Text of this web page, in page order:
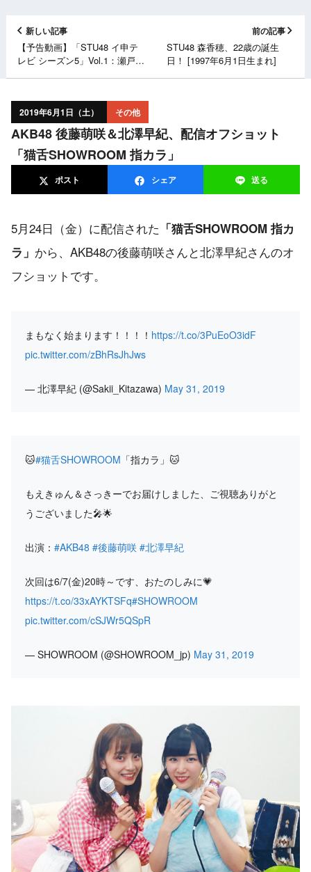
新しい記事
【予告動画】「STU48 イ申テ
レビ シーズン5」Vol.1：瀬戸内
前の記事
STU48 森香穂、22歳の誕生
日！ [1997年6月1日生まれ]
2019年6月1日（土） その他
AKB48 後藤萌咲＆北澤早紀、配信オフショット
「猫舌SHOWROOM 指カラ」
ポスト シェア 送る
5月24日（金）に配信された 「猫舌SHOWROOM 指カ
ラ」 から、AKB48の後藤萌咲さんと北澤早紀さんのオ
フショットです。
まもなく始まります！！！！ https://t.co/3PuEoO3idF
pic.twitter.com/zBhRsJhJws
— 北澤早紀 (@Sakii_Kitazawa) May 31, 2019
🐱#猫舌SHOWROOM 「指カラ」🐱
もえきゅん＆さっきーでお届けしました、ご視聴ありがと
うございました🎤🌟
出演： #AKB48 #後藤萌咲 #北澤早紀
次回は6/7(金)20時～です、おたのしみに💗
https://t.co/33xAYKTSFq#SHOWROOM
pic.twitter.com/cSJWr5QSpR
— SHOWROOM (@SHOWROOM_jp) May 31, 2019